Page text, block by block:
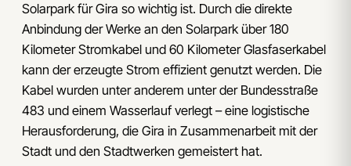
Solarpark für Gira so wichtig ist. Durch die direkte
Anbindung der Werke an den Solarpark über 180
Kilometer Stromkabel und 60 Kilometer Glasfaserkabel
kann der erzeugte Strom effizient genutzt werden. Die
Kabel wurden unter anderem unter der Bundesstraße
483 und einem Wasserlauf verlegt – eine logistische
Herausforderung, die Gira in Zusammenarbeit mit der
Stadt und den Stadtwerken gemeistert hat.